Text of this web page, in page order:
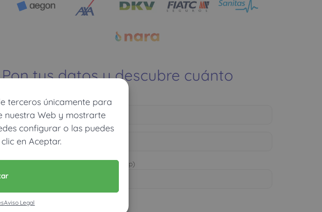
terceros únicamente para
nuestra Web y mostrarte
configurar o las puedes
en Aceptar.
Aviso Legal
Pon tus datos y descubre cuánto
Móvil (Enviamos resultados vía WhatsApp)
Acepto la nota legal y RGPD